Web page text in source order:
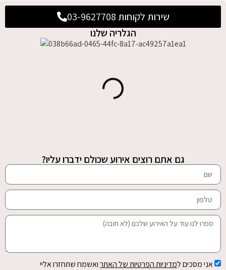
שירות לקוחות 03-9627708
הגלריה שלנו
גם אתם רוצים אירוע שכולם ידברו עליו?
אני מסכים למדיניות הפרטיות של האתרואשמח שתחזרו אליי